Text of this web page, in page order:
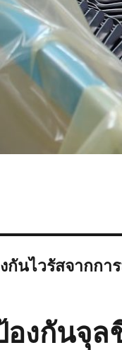
กันไวรัสจากกา
องกันจุ